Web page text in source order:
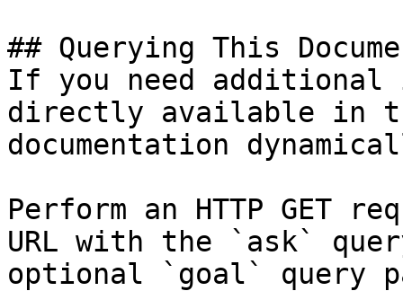
## Querying This
If you need
directly available in
documentation
Perform an HTTP GET
URL with the `ask`
optional `goal` query